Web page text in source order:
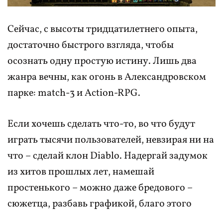
Сейчас, с высоты тридцатилетнего опыта,
достаточно быстрого взгляда, чтобы
осознать одну простую истину. Лишь два
жанра вечны, как огонь в Александровском
парке: match-3 и Action-RPG.
Если хочешь сделать что-то, во что будут
играть тысячи пользователей, невзирая ни на
что – сделай клон Diablo. Надергай задумок
из хитов прошлых лет, намешай
простенького – можно даже бредового –
сюжетца, разбавь графикой, благо этого